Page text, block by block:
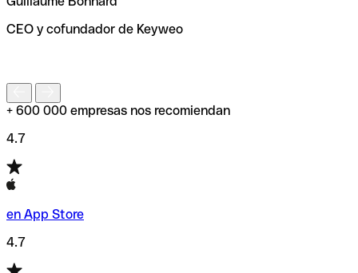
de enviar tu transferencia.
CEO y cofundador de Keyweo
+ 600 000 empresas nos recomiendan
4.7
en App Store
4.7